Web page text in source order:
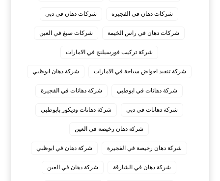
شركات دهان في الفجيرة شركات دهان في دبي
شركات دهان في راس الخيمة شركات صبغ في العين
شركة تركيب فورسيلنج في الامارات
شركة تنفيذ احواض سباحة في الامارات شركة دهان ابوظبي
شركة دهانات في ابوظبي شركة دهانات في الفجيرة
شركة دهانات في دبي شركة دهانات وديكور بابوظبي
شركة دهان رخيصة في العين
شركة دهان رخيصة في الفجيرة شركة دهان في ابوظبي
شركة دهان في الشارقة شركة دهان في العين